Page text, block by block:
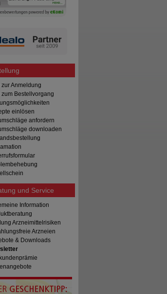
zur Anmeldung
zum Bestellvorgang
einlösen
anfordern
downloaden
und Service
Information
Arzneimittelrisiken
Arzneien
& Downloads